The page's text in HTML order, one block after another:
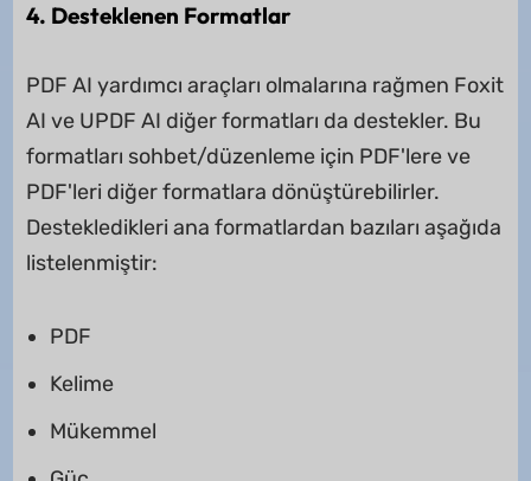
4. Desteklenen Formatlar
PDF AI yardımcı araçları olmalarına rağmen Foxit
AI ve UPDF AI diğer formatları da destekler. Bu
formatları sohbet/düzenleme için PDF'lere ve
PDF'leri diğer formatlara dönüştürebilirler.
Destekledikleri ana formatlardan bazıları aşağıda
listelenmiştir:
PDF
Kelime
Mükemmel